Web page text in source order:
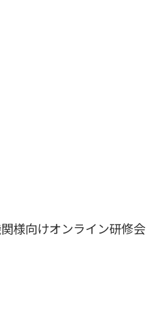
様向けオンライン研修会